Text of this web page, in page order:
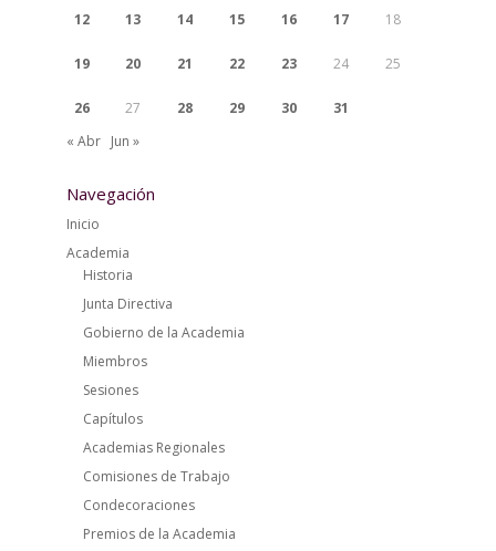
12 13 14 15 16 17 18
19 20 21 22 23 24 25
26 27 28 29 30
31
« Abr
Jun »
Navegación
Inicio
Academia
Historia
Junta Directiva
Gobierno de la Academia
Miembros
Sesiones
Capítulos
Academias Regionales
Comisiones de Trabajo
Condecoraciones
Premios de la Academia